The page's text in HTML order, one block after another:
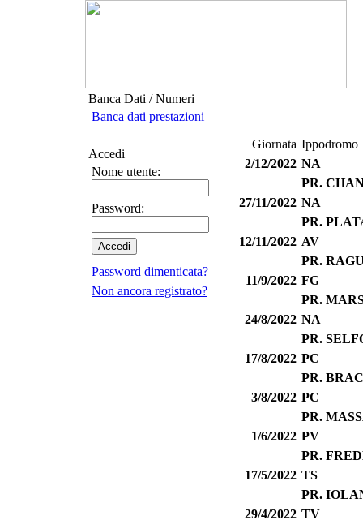
Banca Dati / Numeri
Banca dati prestazioni
Accedi
Nome utente:
Password:
Password dimenticata?
Non ancora registrato?
Giornata Ippodromo
2/12/2022 NA
PR.
27/11/2022 NA
PR.
12/11/2022 AV
PR.
11/9/2022 FG
PR.
24/8/2022 NA
PR.
17/8/2022 PC
PR.
3/8/2022 PC
PR.
1/6/2022 PV
PR.
17/5/2022 TS
PR.
29/4/2022 TV